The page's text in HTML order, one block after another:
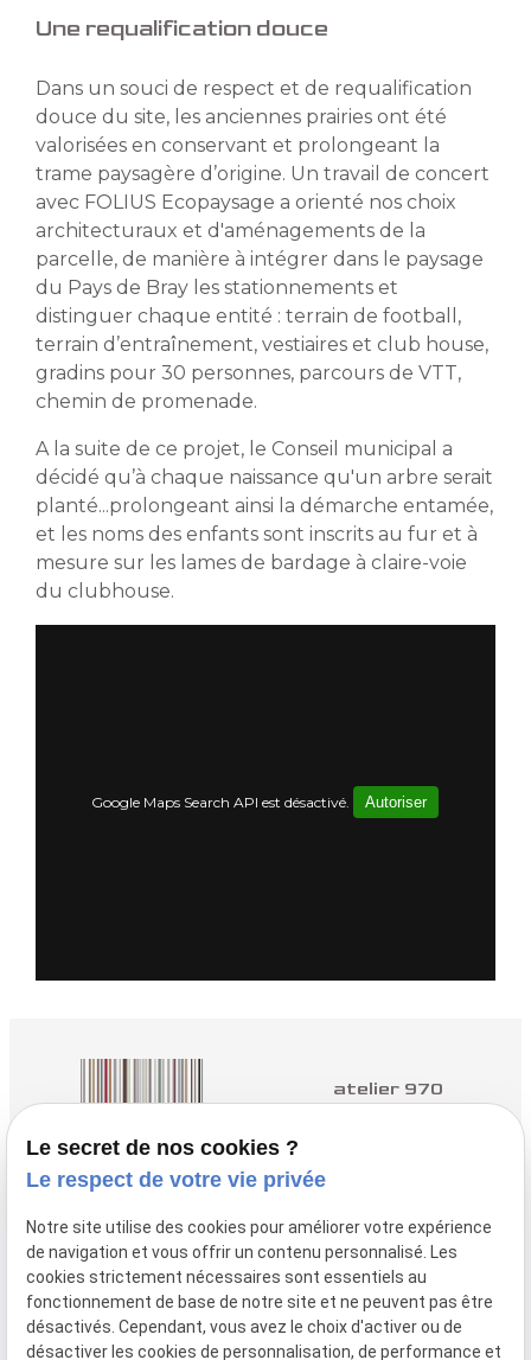
Une requalification douce
Dans un souci de respect et de requalification
douce du site, les anciennes prairies ont été
valorisées en conservant et prolongeant la
trame paysagère d’origine. Un travail de concert
avec FOLIUS Ecopaysage a orienté nos choix
architecturaux et d'aménagements de la
parcelle, de manière à intégrer dans le paysage
du Pays de Bray les stationnements et
distinguer chaque entité : terrain de football,
terrain d’entraînement, vestiaires et club house,
gradins pour 30 personnes, parcours de VTT,
chemin de promenade.
A la suite de ce projet, le Conseil municipal a
décidé qu’à chaque naissance qu'un arbre serait
planté...prolongeant ainsi la démarche entamée,
et les noms des enfants sont inscrits au fur et à
mesure sur les lames de bardage à claire-voie
du clubhouse.
Google Maps Search API est désactivé. Autoriser
atelier 970
nous contacter :
02.35.96.98.50
nous trouver :
3 Q Rue des
Près, 76190 YVETOT
Le secret de nos cookies ?
Le respect de votre vie privée
Notre site utilise des cookies pour améliorer votre expérience
de navigation et vous offrir un contenu personnalisé. Les
cookies strictement nécessaires sont essentiels au
fonctionnement de base de notre site et ne peuvent pas être
désactivés. Cependant, vous avez le choix d'activer ou de
désactiver les cookies de personnalisation, de performance et